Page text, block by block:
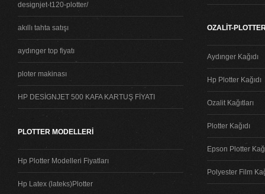
designjet-t120-plotter/
akıllı tahta satışı
aydınger top fiyatı
ploter makinası
HP DESİGNJET 500 KAFA KARTUŞ FİYATI
PLOTTER MODELLERİ
Hp Plotter Modelleri Fiyatları
Hp Latex (lateks)Plotter
OZALİT-
Aydınger Kağıdı
Hp Plotter Kağıdı
Ozalit Kağıtları
Plotter Kağıdı
Epson Plotter
Polyester Film